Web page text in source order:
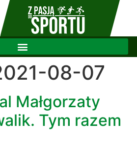
08-07
Małgorzaty
Tym razem